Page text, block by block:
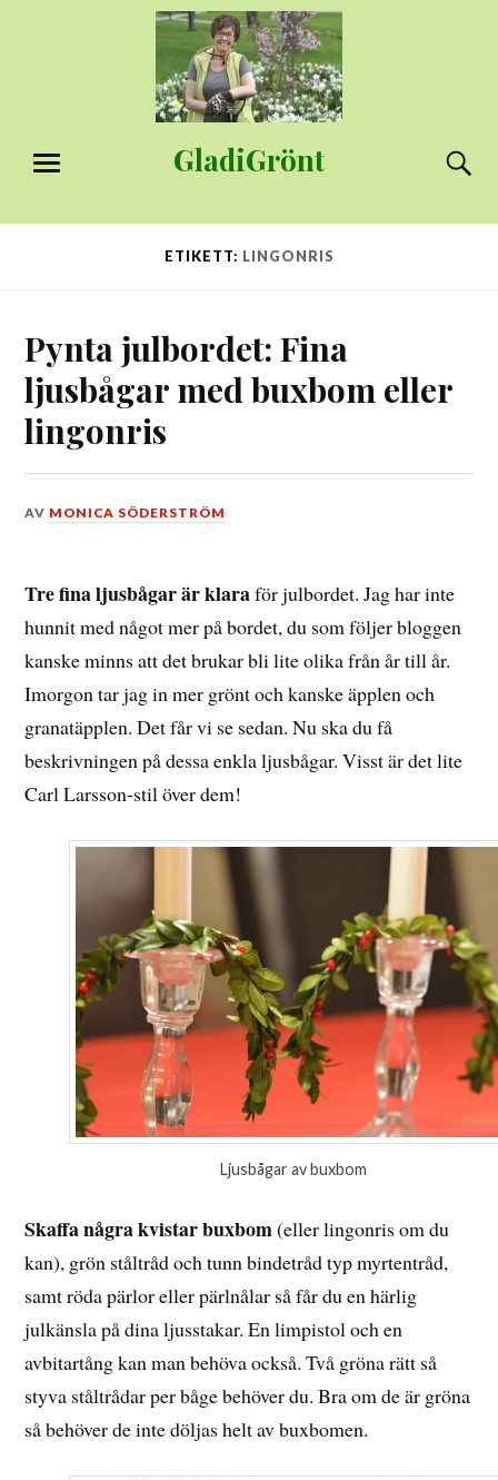
GladiGrönt
MENY
ETIKETT: LINGONRIS
Pynta julbordet: Fina
ljusbågar med buxbom eller
lingonris
DEN
2017
AV MONICA SÖDERSTRÖM
Tre fina ljusbågar är klaraför julbordet. Jag har inte
hunnit med något mer på bordet, du som följer bloggen
kanske minns att det brukar bli lite olika från år till år.
Imorgon tar jag in mer grönt och kanske äpplen och
granatäpplen. Det får vi se sedan. Nu ska du få
beskrivningen på dessa enkla ljusbågar. Visst är det lite
Carl Larsson-stil över dem!
Ljusbågar av buxbom
Skaffa några kvistar buxbom(eller lingonris om du
kan), grön ståltråd och tunn bindetråd typ myrtentråd,
samt röda pärlor eller pärlnålar så får du en härlig
julkänsla på dina ljusstakar. En limpistol och en
avbitartång kan man behöva också. Två gröna rätt så
styva ståltrådar per båge behöver du. Bra om de är gröna
så behöver de inte döljas helt av buxbomen.